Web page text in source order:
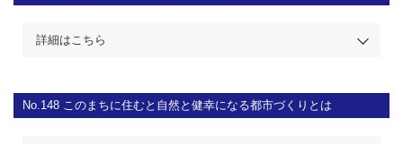
詳細はこちら
No.148 このまちに住むと自然と健幸になる都市づくりとは